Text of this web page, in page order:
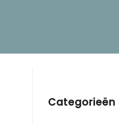
Categorieën